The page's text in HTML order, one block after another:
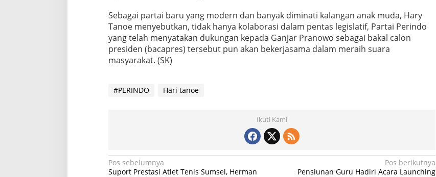
Sebagai partai baru yang modern dan banyak diminati kalangan anak muda, Hary
Tanoe menyebutkan, tidak hanya kolaborasi dalam pentas legislatif, Partai Perindo
yang telah menyatakan dukungan kepada Ganjar Pranowo sebagai bakal calon
presiden (bacapres) tersebut pun akan bekerjasama dalam meraih suara
masyarakat. (SK)
#PERINDO Hari tanoe
Ikuti Kami
N
Pos sebelumnya
Suport Prestasi Atlet Tenis Sumsel, Herman
Pos berikutnya
Pensiunan Guru Hadiri Acara Launching